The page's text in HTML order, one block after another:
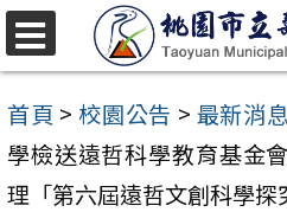
跳
至
主
要
內
首頁 > 校園公告 > 最新消息
學檢送遠哲科學教育基金
理「第六屆遠哲文創科學探
選
單